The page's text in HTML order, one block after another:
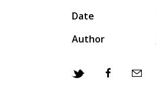
Date
Author